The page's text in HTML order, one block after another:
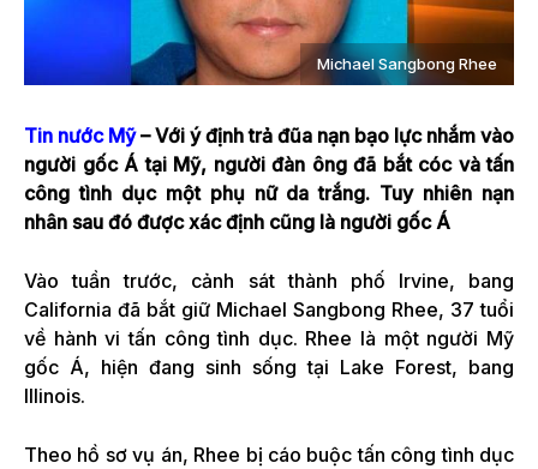
Michael Sangbong Rhee
Tin nước Mỹ– Với ý định trả đũa nạn bạo lực nhắm vào
người gốc Á tại Mỹ, người đàn ông đã bắt cóc và tấn
công tình dục một phụ nữ da trắng. Tuy nhiên nạn
nhân sau đó được xác định cũng là người gốc Á
Vào tuần trước, cảnh sát thành phố Irvine, bang
California đã bắt giữ Michael Sangbong Rhee, 37 tuổi
về hành vi tấn công tình dục. Rhee là một người Mỹ
gốc Á, hiện đang sinh sống tại Lake Forest, bang
Illinois.
Theo hồ sơ vụ án, Rhee bị cáo buộc tấn công tình dục